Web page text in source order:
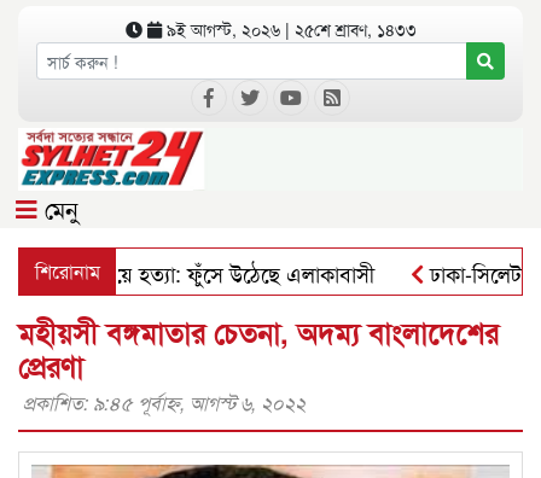
৯ই আগস্ট, ২০২৬ | ২৫শে শ্রাবণ, ১৪৩৩
মেনু
শিরোনাম
পিটিয়ে হত্যা: ফুঁসে উঠেছে এলাকাবাসী ঢাকা-সিলেট
মহীয়সী বঙ্গমাতার চেতনা, অদম্য বাংলাদেশের
প্রেরণা
প্রকাশিত: ৯:৪৫ পূর্বাহ্ণ, আগস্ট ৬, ২০২২